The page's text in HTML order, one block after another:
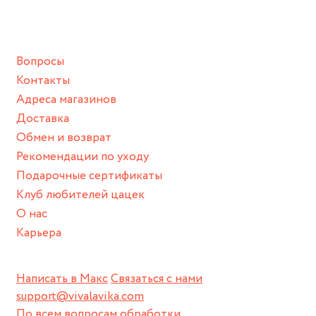
спортивный инвентарь).
Храните изделие в сухом месте.
Для надежного хранения мы доставляем все изделия в
нашей фирменной коробке или упаковке бренда.
Пожалуйста, используйте эту упаковку для хранения,
пока не носите украшение на себе.
Написать в МаксСвязаться с нами
support@vivalavika.com
Вопросы
Контакты
Адреса магазинов
Доставка
Обмен и возврат
Рекомендации по уходу
Подарочные сертификаты
Клуб любителей цацек
О нас
Карьера